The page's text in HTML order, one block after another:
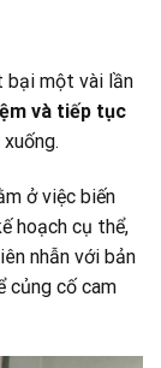
bại một vài lần
và tiếp tục
ở việc biến
hoạch cụ thể,
nhẫn với bản
củng cố cam